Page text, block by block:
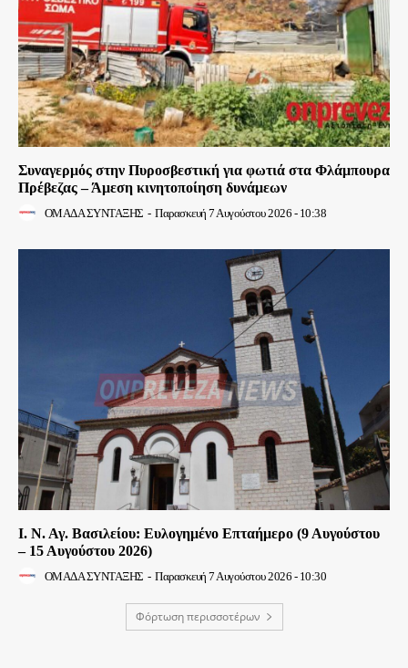
Συναγερμός στην Πυροσβεστική για φωτιά στα Φλάμπουρα
Πρέβεζας – Άμεση κινητοποίηση δυνάμεων
ΟΜΑΔΑ ΣΥΝΤΑΞΗΣ - Παρασκευή 7 Αυγούστου 2026 - 10:38
Ι. Ν. Αγ. Βασιλείου: Ευλογημένο Επταήμερο (9 Αυγούστου
– 15 Αυγούστου 2026)
ΟΜΑΔΑ ΣΥΝΤΑΞΗΣ - Παρασκευή 7 Αυγούστου 2026 - 10:30
Φόρτωση περισσοτέρων